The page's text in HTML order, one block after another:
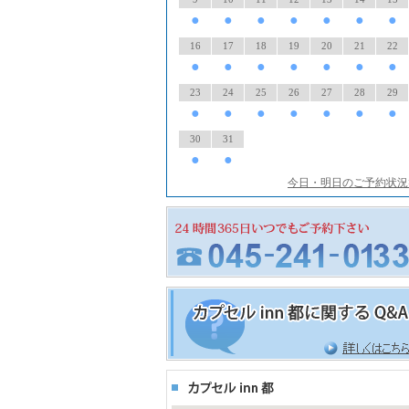
● ● ● ● ● ● ●
16
●
17
●
18
●
19
●
20
●
21
●
22
●
23
●
24
●
25
●
26
●
27
●
28
●
29
●
30
●
31
●
今日・明日のご予約状